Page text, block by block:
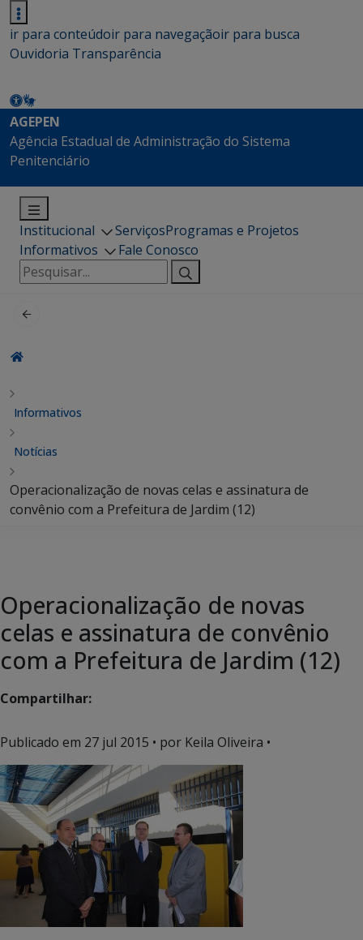
ir para conteúdoir para navegaçãoir para busca
Ouvidoria Transparência
AGEPEN
Agência Estadual de Administração do Sistema
Penitenciário
Institucional ServiçosProgramas e Projetos
Informativos
Fale Conosco
Pesquisar
por:
Informativos
Notícias
Operacionalização de novas celas e assinatura de
convênio com a Prefeitura de Jardim (12)
Operacionalização de novas
celas e assinatura de convênio
com a Prefeitura de Jardim (12)
Compartilhar:
Publicado em 27 jul 2015 • por Keila Oliveira •